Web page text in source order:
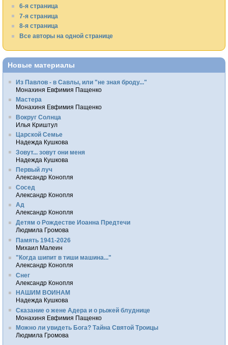
6-я страница
7-я страница
8-я страница
Все авторы на одной странице
Новые материалы
Из Павлов - в Савлы, или "не зная броду..."
Монахиня Евфимия Пащенко
Мастера
Монахиня Евфимия Пащенко
Вокруг Солнца
Илья Криштул
Царской Семье
Надежда Кушкова
Зовут... зовут они меня
Надежда Кушкова
Первый луч
Александр Конопля
Сосед
Александр Конопля
Ад
Александр Конопля
Детям о Рождестве Иоанна Предтечи
Людмила Громова
Память 1941-2026
Михаил Малеин
"Когда шипит в тиши машина..."
Александр Конопля
Снег
Александр Конопля
НАШИМ ВОИНАМ
Надежда Кушкова
Сказание о жене Адера и о рыжей блуднице
Монахиня Евфимия Пащенко
Можно ли увидеть Бога? Тайна Святой Троицы
Людмила Громова